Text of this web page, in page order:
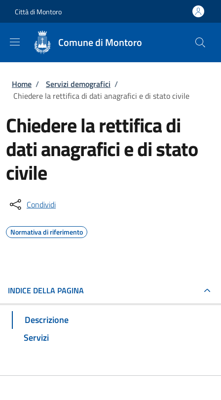
Città di Montoro
Comune di Montoro
Briciole di pane
Home / Servizi demografici /
Chiedere la rettifica di dati anagrafici e di stato civile
Chiedere la rettifica di
dati anagrafici e di stato
civile
Condividi
Normativa di riferimento
INDICE DELLA PAGINA
Descrizione
Servizi